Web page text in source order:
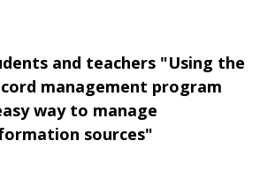
and teachers "Using the
management program
way to manage
sources"